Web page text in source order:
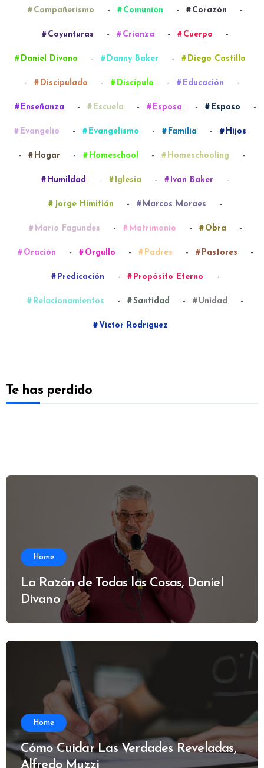
Compañerismo - Comunión - Corazón -
Coyunturas - Crianza - Cuerpo -
Daniel Divano - Danny Baker - Diego Castillo
- Discipulado - Discípulo - Educación -
Enseñanza - Escuela - Esposa - Esposo -
Evangelio - Evangelismo - Familia - Hijos
- Hogar - Homeschool - Homeschooling -
Humildad - Iglesia - Ivan Baker -
Jorge Himitián - Marcos Moraes -
Mario Fagundes - Matrimonio - Obra -
Oración - Orgullo - Padres - Pastores -
Predicación - Propósito Eterno -
Relacionamientos - Santidad - Unidad -
Víctor Rodríguez
Te has perdido
Home
La Razón de Todas las Cosas, Daniel
Divano
Home
Cómo Cuidar Las Verdades Reveladas,
Alfredo Muzzi